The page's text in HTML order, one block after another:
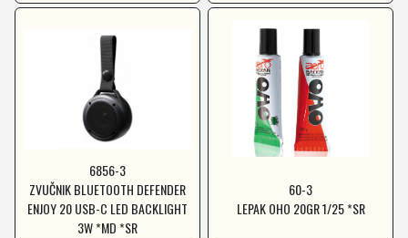
6856-3
ZVUČNIK BLUETOOTH DEFENDER
ENJOY 20 USB-C LED BACKLIGHT
3W *MD *SR
60-3
LEPAK OHO 20GR 1/25 *SR